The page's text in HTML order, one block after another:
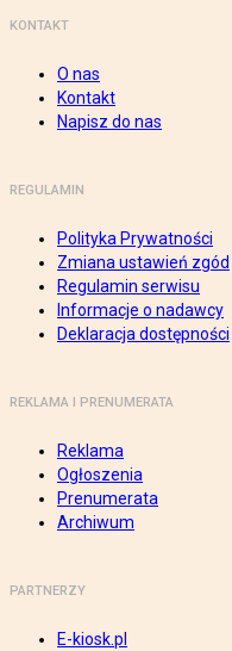
KONTAKT
O nas
Kontakt
Napisz do nas
REGULAMIN
Polityka Prywatności
Zmiana ustawień zgód
Regulamin serwisu
Informacje o nadawcy
Deklaracja dostępności
REKLAMA I PRENUMERATA
Reklama
Ogłoszenia
Prenumerata
Archiwum
PARTNERZY
E-kiosk.pl